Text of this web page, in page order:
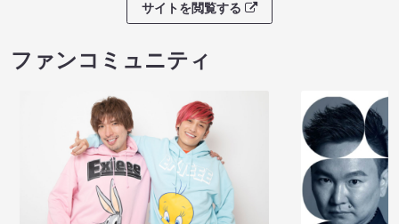
サイトを閲覧する
ファンコミュニティ